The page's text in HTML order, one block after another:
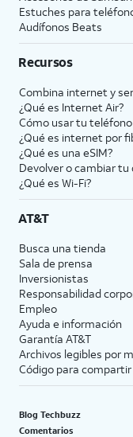
Estuches para
Audífonos Beats
Recursos
Combina internet y
¿Qué es Internet Air?
Cómo usar tu
¿Qué es internet por
¿Qué es una eSIM?
Devolver o cambiar
¿Qué es Wi-Fi?
AT&T
Busca una tienda
Sala de prensa
Inversionistas
Responsabilidad
Empleo
Ayuda e información
Garantía AT&T
Archivos legibles por
Código para
Blog Techbuzz
Comentarios